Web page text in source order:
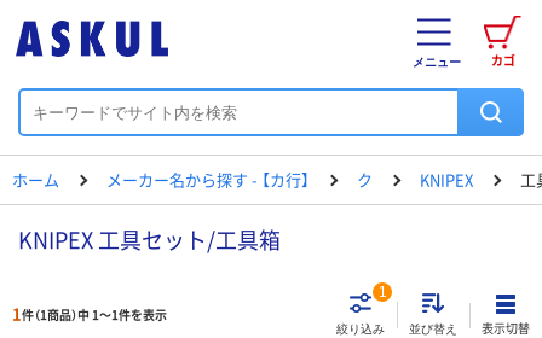
カゴ
メニュー
ホーム メーカー名から探す - 【カ行】 ク KNIPEX 工
KNIPEX 工具セット/工具箱
1件（1商品）中 1～1件を表示
絞り込み
1
並び替え 表示切替